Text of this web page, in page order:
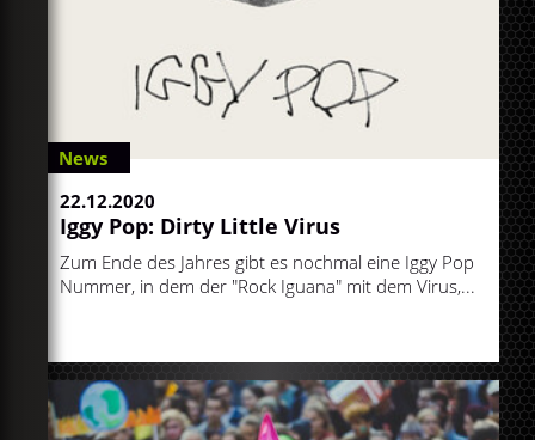
News
22.12.2020
Iggy Pop: Dirty Little Virus
Zum Ende des Jahres gibt es nochmal eine Iggy Pop
Nummer, in dem der "Rock Iguana" mit dem Virus,...